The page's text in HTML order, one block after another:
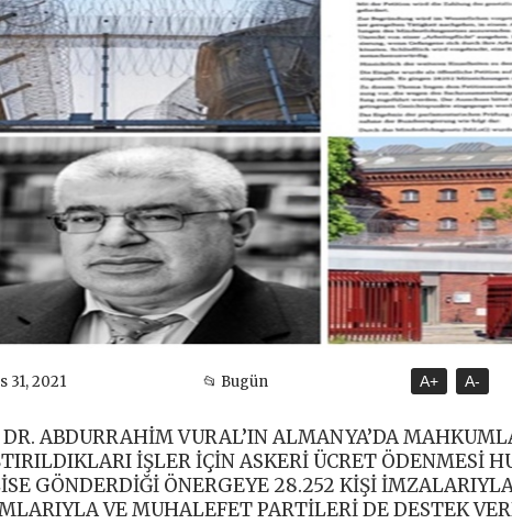
31, 2021 📂 Bugün A+ A-
DR. ABDURRAHİM VURAL’IN ALMANYA’DA
İŞLER İÇİN ASKERİ ÜCRET ÖDENMESİ
GÖNDERDİĞİ ÖNERGEYE 28.252 KİŞİ
VE MUHALEFET PARTİLERİ DE DESTEK